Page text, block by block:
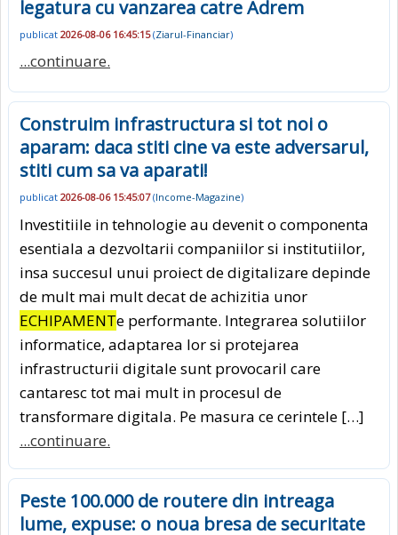
legatura cu vanzarea catre Adrem
publicat 2026-08-06 16:45:15(Ziarul-Financiar)
...continuare.
Construim infrastructura si tot noi o
aparam: daca stiti cine va este adversarul,
stiti cum sa va aparati!
publicat 2026-08-06 15:45:07(Income-Magazine)
Investitiile in tehnologie au devenit o componenta
esentiala a dezvoltarii companiilor si institutiilor,
insa succesul unui proiect de digitalizare depinde
de mult mai mult decat de achizitia unor
ECHIPAMENTe performante. Integrarea solutiilor
informatice, adaptarea lor si protejarea
infrastructurii digitale sunt provocaril care
cantaresc tot mai mult in procesul de
transformare digitala. Pe masura ce cerintele […]
...continuare.
Peste 100.000 de routere din intreaga
lume, expuse: o noua bresa de securitate